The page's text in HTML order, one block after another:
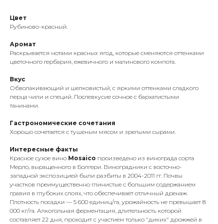
Цвет
Рубиново-красный.
Аромат
Раскрывается нотами красных ягод, которые сменяются оттенками
цветочного гербария, ежевичного и малинового компота.
Вкус
Обволакивающий и шелковистый, с яркими оттенками сладкого
перца чили и специй. Послевкусие сочное с бархатистыми
танинами.
Гастрономические сочетания
Хорошо сочетается с тушеным мясом и зрелыми сырами.
Интересные факты
Красное сухое вино Mosaico произведено из винограда сорта
Мерло, выращенного в Болгери. Виноградники с восточно-
западной экспозицией были разбиты в 2004-2011 гг. Почвы
участков преимущественно глинистые с большим содержанием
гравия в глубоких слоях, что обеспечивает отличный дренаж.
Плотность посадки — 5 600 единиц/га, урожайность не превышает 8
000 кг/га. Алкогольная ферментация, длительность которой
составляет 22 дня, проходит с участием только "диких" дрожжей в